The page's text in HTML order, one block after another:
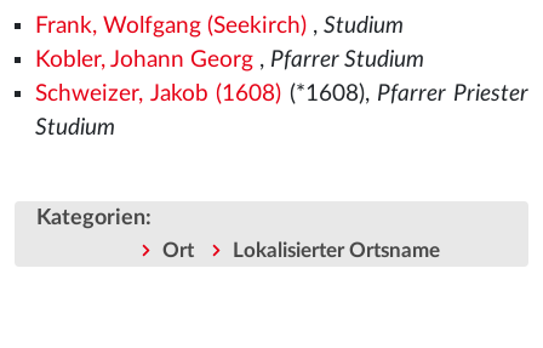
Frank, Wolfgang (Seekirch), Studium
Kobler, Johann Georg, Pfarrer Studium
Schweizer, Jakob (1608) (*1608), Pfarrer Priester
Studium
Kategorien:
Ort Lokalisierter Ortsname